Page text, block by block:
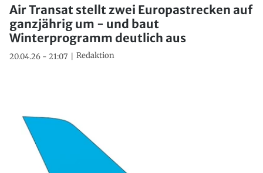
Air Transat stellt zwei Europastrecken auf
ganzjährig um - und baut
Winterprogramm deutlich aus
20.04.26 - 21:07 Redaktion